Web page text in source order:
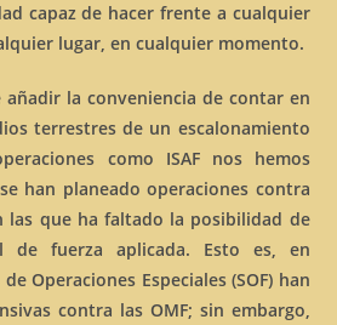
capaz de hacer frente a cualquier
lugar, en cualquier momento.
la conveniencia de contar en
terrestres de un escalonamiento
como ISAF nos hemos
han planeado operaciones contra
las que ha faltado la posibilidad de
de fuerza aplicada. Esto es, en
Operaciones Especiales (SOF) han
contra las OMF; sin embargo,